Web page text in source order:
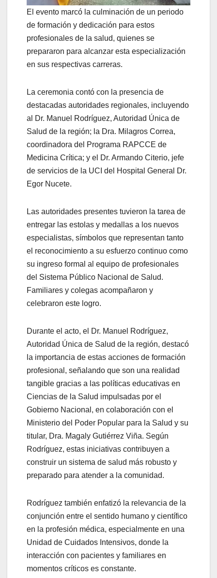
El evento marcó la culminación de un periodo
de formación y dedicación para estos
profesionales de la salud, quienes se
prepararon para alcanzar esta especialización
en sus respectivas carreras.
La ceremonia contó con la presencia de
destacadas autoridades regionales, incluyendo
al Dr. Manuel Rodríguez, Autoridad Única de
Salud de la región; la Dra. Milagros Correa,
coordinadora del Programa RAPCCE de
Medicina Crítica; y el Dr. Armando Citerio, jefe
de servicios de la UCI del Hospital General Dr.
Egor Nucete.
Las autoridades presentes tuvieron la tarea de
entregar las estolas y medallas a los nuevos
especialistas, símbolos que representan tanto
el reconocimiento a su esfuerzo continuo como
su ingreso formal al equipo de profesionales
del Sistema Público Nacional de Salud.
Familiares y colegas acompañaron y
celebraron este logro.
Durante el acto, el Dr. Manuel Rodríguez,
Autoridad Única de Salud de la región, destacó
la importancia de estas acciones de formación
profesional, señalando que son una realidad
tangible gracias a las políticas educativas en
Ciencias de la Salud impulsadas por el
Gobierno Nacional, en colaboración con el
Ministerio del Poder Popular para la Salud y su
titular, Dra. Magaly Gutiérrez Viña. Según
Rodríguez, estas iniciativas contribuyen a
construir un sistema de salud más robusto y
preparado para atender a la comunidad.
Rodríguez también enfatizó la relevancia de la
conjunción entre el sentido humano y científico
en la profesión médica, especialmente en una
Unidad de Cuidados Intensivos, donde la
interacción con pacientes y familiares en
momentos críticos es constante.